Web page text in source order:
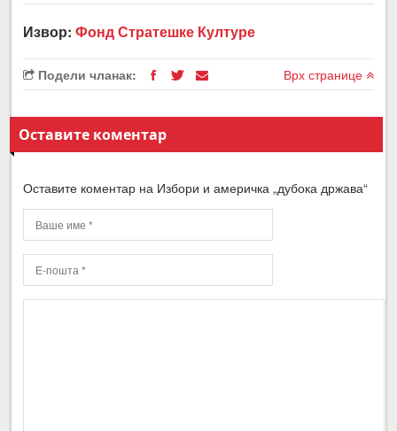
Извор:Фонд Стратешке Културе
Подели чланак: Врх странице
Оставите коментар
Оставите коментар на Избори и америчка „дубока држава“